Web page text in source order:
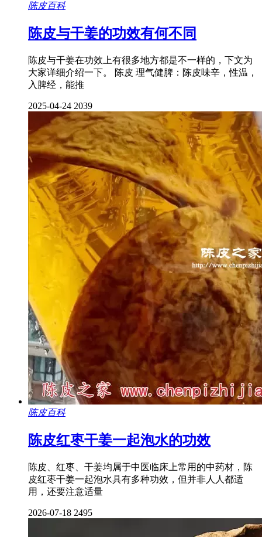
陈皮百科
陈皮与干姜的功效有何不同
陈皮与干姜在功效上有很多地方都是不一样的，下文为
大家详细介绍一下。 陈皮 理气健脾：陈皮味辛，性温，
入脾经，能推
2025-04-24 2039
陈皮百科
陈皮红枣干姜一起泡水的功效
陈皮、红枣、干姜均属于中医临床上常用的中药材，陈
皮红枣干姜一起泡水具有多种功效，但并非人人都适
用，还要注意适量
2026-07-18 2495